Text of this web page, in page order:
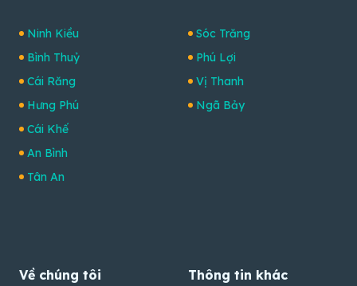
Ninh Kiều
Bình Thuỷ
Cái Răng
Hưng Phú
Cái Khế
An Bình
Tân An
Sóc Trăng
Phú Lợi
Vị Thanh
Ngã Bảy
Về chúng tôi Thông tin khác